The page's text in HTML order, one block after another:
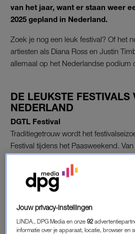
van het jaar, want er staan weer
2025 gepland in Nederland.
Zoek je nog een leuk festival? Of het
artiesten als Diana Ross en Justin
allemaal op het Nederlandse podium
DE LEUKSTE FESTIVALS
NEDERLAND
DGTL Festival
Traditiegetrouw wordt het
Festival tijdens het Paasweekend.
maandagochtend gaat het
af, dankzij de ijzersterke line-up – een
techno-liefhebber. Bij zijn? Dan moet
bijna volledig uitverkocht.
18 – 20 april 2025, Amsterdam
Paaspop
Jouw privacy-instellingen
LINDA., DPG Media en onze92
informatie over je apparaat, locatie, browser en